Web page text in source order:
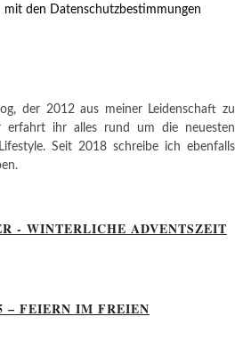
mit den Datenschutzbestimmungen
der 2012 aus meiner Leidenschaft zu
erfahrt ihr alles rund um die neuesten
Seit 2018 schreibe ich ebenfalls
- WINTERLICHE ADVENTSZEIT
– FEIERN IM FREIEN